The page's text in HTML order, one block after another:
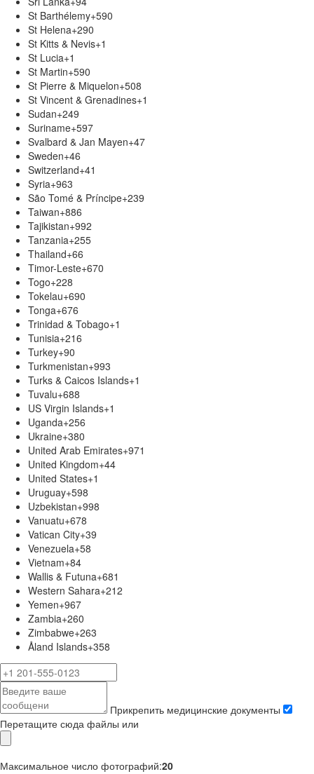
St Barthélemy+590
St Helena+290
St Kitts & Nevis+1
St Lucia+1
St Martin+590
St Pierre & Miquelon+508
St Vincent & Grenadines+1
Sudan+249
Suriname+597
Svalbard & Jan Mayen+47
Sweden+46
Switzerland+41
Syria+963
São Tomé & Príncipe+239
Taiwan+886
Tajikistan+992
Tanzania+255
Thailand+66
Timor-Leste+670
Togo+228
Tokelau+690
Tonga+676
Trinidad & Tobago+1
Tunisia+216
Turkey+90
Turkmenistan+993
Turks & Caicos Islands+1
Tuvalu+688
US Virgin Islands+1
Uganda+256
Ukraine+380
United Arab Emirates+971
United Kingdom+44
United States+1
Uruguay+598
Uzbekistan+998
Vanuatu+678
Vatican City+39
Venezuela+58
Vietnam+84
Wallis & Futuna+681
Western Sahara+212
Yemen+967
Zambia+260
Zimbabwe+263
Åland Islands+358
Прикрепить медицинские документы
Перетащите сюда файлы или
Максимальное число фотографий:20